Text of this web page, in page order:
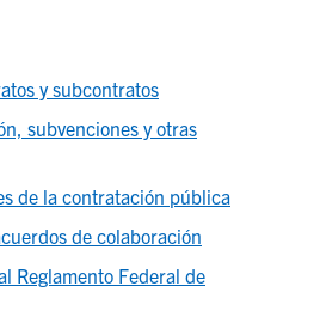
y subcontratos
subvenciones y otras
de la contratación pública
de colaboración
Reglamento Federal de